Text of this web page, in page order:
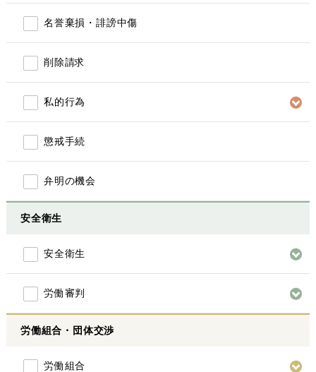
名誉棄損・誹謗中傷
削除請求
私的行為
懲戒手続
弁明の機会
安全衛生
安全衛生
労働審判
労働組合・団体交渉
労働組合